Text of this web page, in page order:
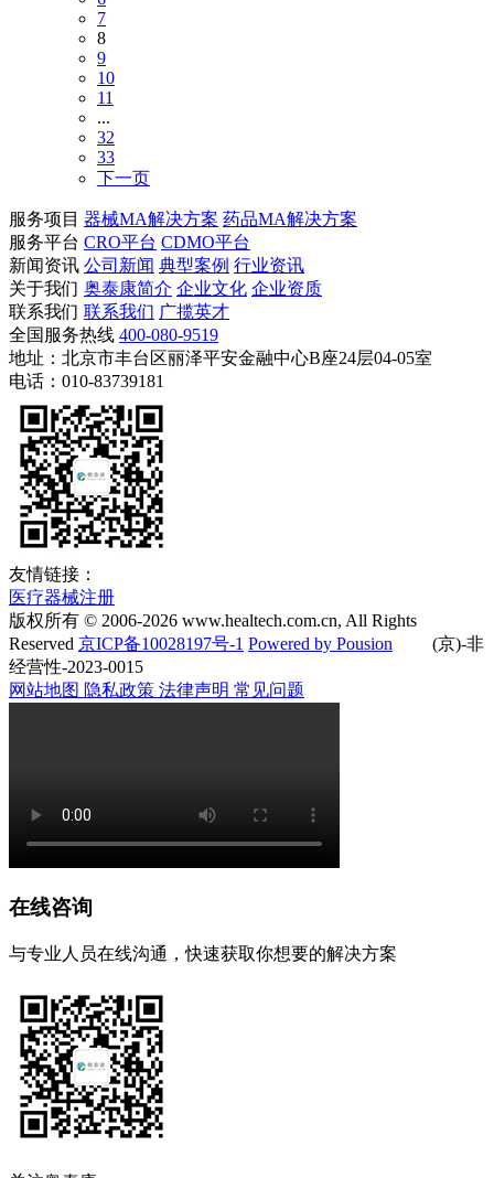
7
8
9
10
11
...
32
33
下一页
服务项目 器械MA解决方案 药品MA解决方案
服务平台 CRO平台 CDMO平台
新闻资讯 公司新闻 典型案例 行业资讯
关于我们 奥泰康简介 企业文化 企业资质
联系我们 联系我们 广揽英才
全国服务热线 400-080-9519
地址：北京市丰台区丽泽平安金融中心B座24层04-05室
电话：010-83739181
友情链接：
医疗器械注册
版权所有 © 2006-2026 www.healtech.com.cn, All Rights
Reserved 京ICP备10028197号-1 Powered by Pousion
(京)-非
经营性-2023-0015
网站地图 隐私政策 法律声明 常见问题
在线咨询
与专业人员在线沟通，快速获取你想要的解决方案